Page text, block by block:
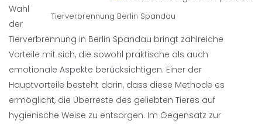
Tierverbrennung Berlin Spandau
Wahl
der
Tierverbrennung in Berlin Spandau bringt zahlreiche
Vorteile mit sich, die sowohl praktische als auch
emotionale Aspekte berücksichtigen. Einer der
Hauptvorteile besteht darin, dass diese Methode es
ermöglicht, die Überreste des geliebten Tieres auf
hygienische Weise zu entsorgen. Im Gegensatz zur